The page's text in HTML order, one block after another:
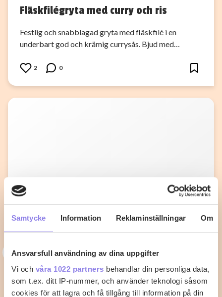
Samtycke Information Reklaminställningar Om
Ansvarsfull användning av dina uppgifter
Vi och våra 1022 partners behandlar din personliga data,
som t.ex. ditt IP-nummer, och använder teknologi såsom
cookies för att lagra och få tillgång till information på din
Fläskfilégryta med curry och ris
Festlig och snabblagad gryta med fläskfilé i en
underbart god och krämig currysås. Bjud med…
2 0
N nilma65
Fiskgratäng med kräftstjärtar och
tomatsås